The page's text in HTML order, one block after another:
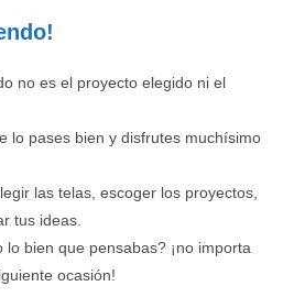
no es el proyecto elegido ni el
lo pases bien y disfrutes muchísimo
las telas, escoger los proyectos,
tus ideas.
bien que pensabas? ¡no importa
ocasión!